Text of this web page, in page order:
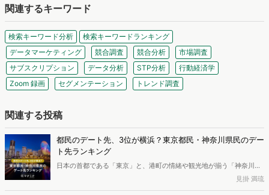
関連するキーワード
検索キーワード分析
検索キーワードランキング
データマーケティング
競合調査 競合分析
市場調査
サブスクリプション
データ分析 STP分析
行動経済学
Zoom 録画
セグメンテーション トレンド調査
関連する投稿
都民のデート先、3位が横浜？東京都民・神奈川県民のデー
ト先ランキング
日本の首都である「東京」と、港町の情緒や観光地が揃う「神奈川」
いからこそ「結局みんな、どこに行くのか」が見えにくい面もありま
見掛 満琉